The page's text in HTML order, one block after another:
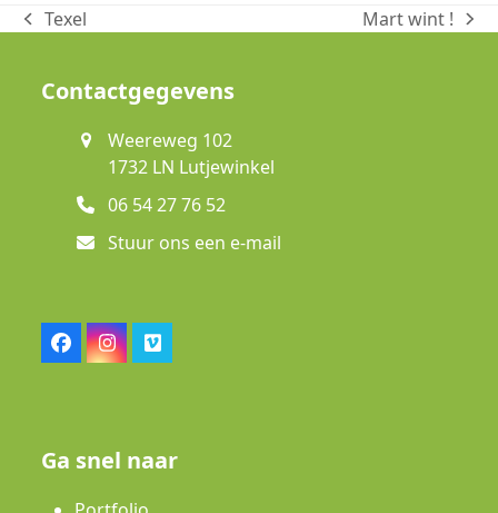
previous
Texel
next
Mart wint !
Contactgegevens
Weereweg 102
1732 LN Lutjewinkel
06 54 27 76 52
Stuur ons een e-mail
FacebookInstagram
Vimeo
Ga snel naar